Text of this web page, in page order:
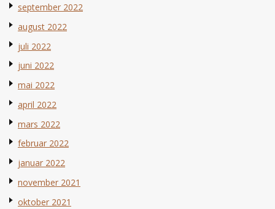
september 2022
august 2022
juli 2022
juni 2022
mai 2022
april 2022
mars 2022
februar 2022
januar 2022
november 2021
oktober 2021